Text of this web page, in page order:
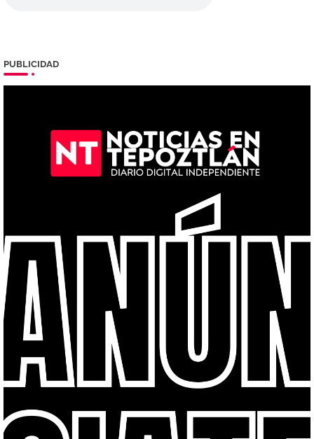
PUBLICIDAD